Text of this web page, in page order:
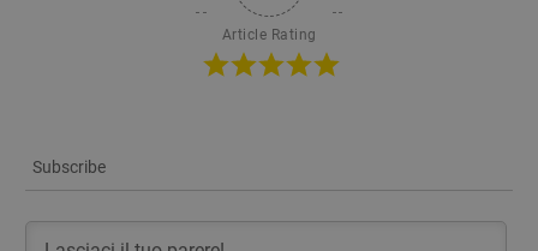
Article Rating
Subscribe